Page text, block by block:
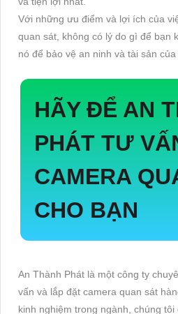
Với những ưu điểm và lợi ích của
quan sát, không có lý do gì để bạn
nó để bảo vệ an ninh và tài sản của
HÃY ĐỂ AN
PHÁT TƯ
CAMERA
CHO BẠN
An Thành Phát là một công ty
vấn và lắp đặt camera quan sát
kinh nghiệm trong ngành, chúng